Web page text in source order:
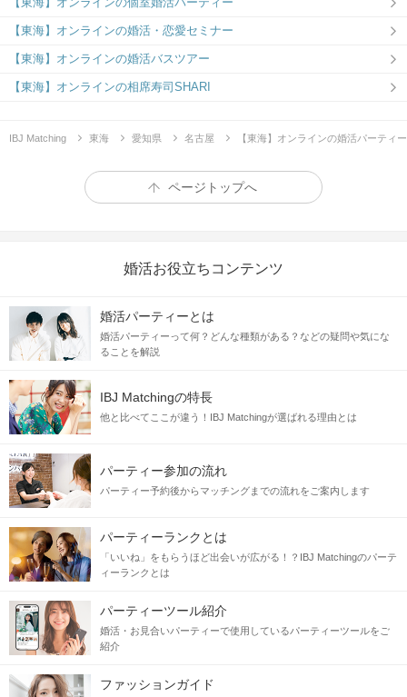
【東海】オンラインの婚活・恋愛セミナー
【東海】オンラインの婚活バスツアー
【東海】オンラインの相席寿司SHARI
IBJ Matching 東海 愛知県 名古屋 【東海】オンラインの婚活パーティー
ページトップへ
婚活お役立ちコンテンツ
婚活パーティーとは
婚活パーティーって何？どんな種類がある？などの疑問や気にな
ることを解説
IBJ Matchingの特長
他と比べてここが違う！IBJ Matchingが選ばれる理由とは
パーティー参加の流れ
パーティー予約後からマッチングまでの流れをご案内します
パーティーランクとは
「いいね」をもらうほど出会いが広がる！？IBJ Matchingのパーテ
ィーランクとは
パーティーツール紹介
婚活・お見合いパーティーで使用しているパーティーツールをご
紹介
ファッションガイド